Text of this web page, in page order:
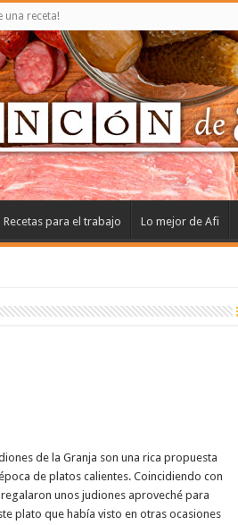
una receta!
Recetas para el trabajo Lo mejor de Afi
de la Granja son una rica propuesta
de platos calientes. Coincidiendo con
unos judiones aproveché para
plato que había visto en otras ocasiones